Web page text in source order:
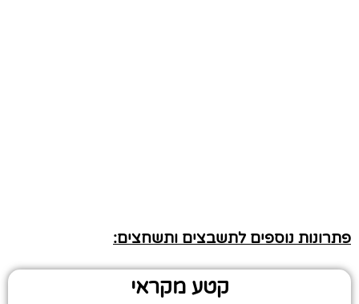
פתרונות נוספים לתשבצים ותשחצים:
קטע מקראי